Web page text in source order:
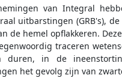
van Integral
uitbarstingen (GRB's),
de hemel opflakkeren.
traceren
duren, in de
het gevolg zijn van